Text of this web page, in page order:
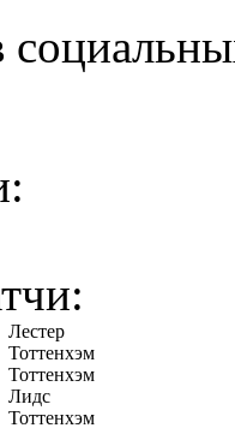
Лестер
Тоттенхэм
Тоттенхэм
Лидс
Тоттенхэм